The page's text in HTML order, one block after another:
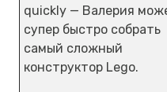
quickly — Валерия
супер быстро собрать
самый сложный
конструктор Lego.